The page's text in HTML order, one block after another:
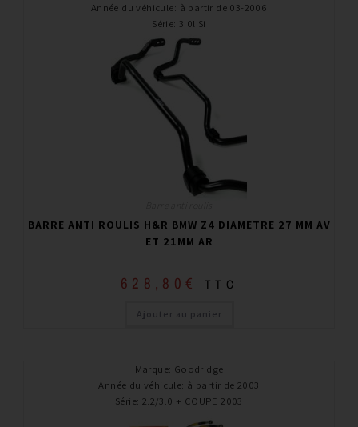
Année du véhicule: à partir de 03-2006
Série: 3.0l Si
BARRE ANTI ROULIS H&R BMW Z4 DIAMETRE 27 MM AV
ET 21MM AR
628,80 € TTC
Ajouter au panier
Marque: Goodridge
Année du véhicule: à partir de 2003
Série: 2.2/3.0 + COUPE 2003